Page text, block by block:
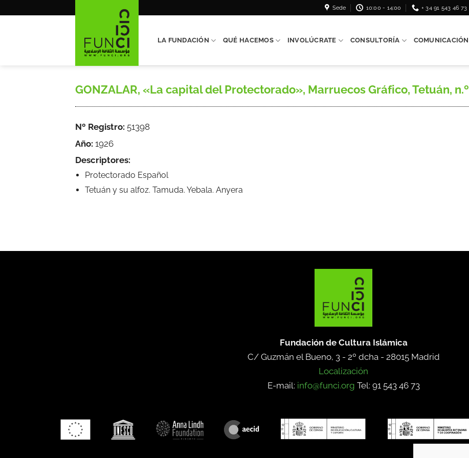
Sede 10:00 - 14:00 + 34 91 543 46 73
LA FUNDACIÓN QUÉ HACEMOS INVOLÚCRATE CONSULTORÍA COMUNICACIÓN
GONZALAR, «La capital del Protectorado», Marruecos Gráfico, Tetuán,
Nº Registro: 51398
Año: 1926
Descriptores:
Protectorado Español
Tetuán y su alfoz. Tamuda. Yebala. Anyera
Fundación de Cultura Islámica
C/ Guzmán el Bueno, 3 - 2º dcha - 28015 Madrid
Localización
E-mail: info@funci.org Tel: 91 543 46 73